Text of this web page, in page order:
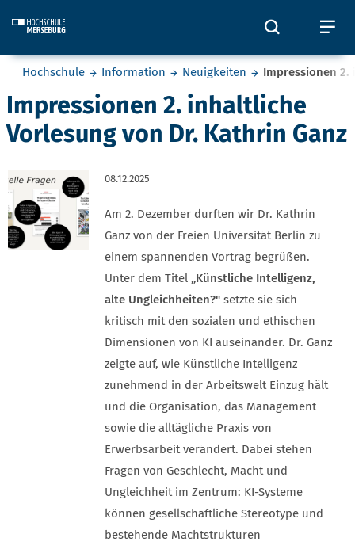
Öffnet
Sie befinden sich hier:
Hochschule Information Neuigkeiten Impressionen 2.
Impressionen 2. inhaltliche
Vorlesung von Dr. Kathrin Ganz
08.12.2025
Am 2. Dezember durften wir Dr. Kathrin
Ganz von der Freien Universität Berlin zu
einem spannenden Vortrag begrüßen.
Unter dem Titel „Künstliche Intelligenz,
alte Ungleichheiten?" setzte sie sich
kritisch mit den sozialen und ethischen
Dimensionen von KI auseinander. Dr. Ganz
zeigte auf, wie Künstliche Intelligenz
zunehmend in der Arbeitswelt Einzug hält
und die Organisation, das Management
sowie die alltägliche Praxis von
Erwerbsarbeit verändert. Dabei stehen
Fragen von Geschlecht, Macht und
Ungleichheit im Zentrum: KI-Systeme
können gesellschaftliche Stereotype und
bestehende Machtstrukturen